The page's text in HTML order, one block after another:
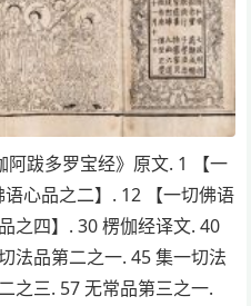
跋多罗宝经》原文. 1 【一
心品之二】. 12 【一切佛语
之四】. 30 楞伽经译文. 40
法品第二之一. 45 集一切法
之三. 57 无常品第三之一.